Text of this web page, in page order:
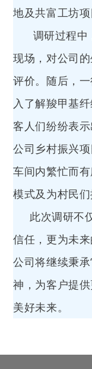
地及共富工坊
调研过程中
现场，对公司
评价。随后，
入了解羧甲基
客人们纷纷表
公司乡村振兴
车间内繁忙而
模式及为村民们
此次调研不
信任，更为未
公司将继续秉
神，为客户提
美好未来。